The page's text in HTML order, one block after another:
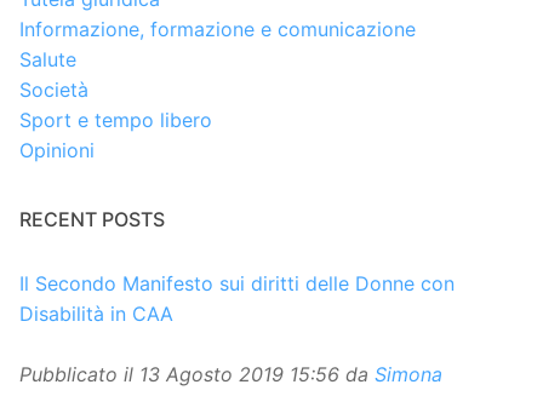
Informazione, formazione e comunicazione
Salute
Società
Sport e tempo libero
Opinioni
RECENT POSTS
Il Secondo Manifesto sui diritti delle Donne con
Disabilità in CAA
Pubblicato il 13 Agosto 2019 15:56 da Simona